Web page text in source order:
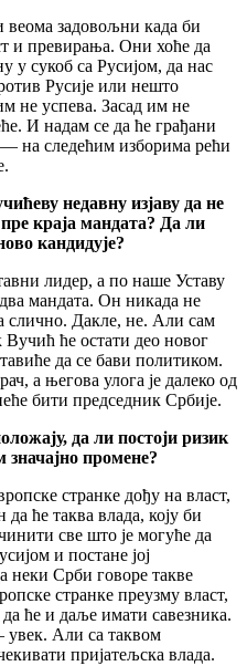
задовољни када би
и превирања. Они хоће да
у сукоб са Русијом, да нас
Русије или нешто
не успева. Засад им не
И надам се да ће грађани
на следећим изборима рећи
недавну изјаву да не
краја мандата? Да ли
кандидује?
лидер, а по наше Уставу
мандата. Он никада не
слично. Дакле, не. Али сам
ће остати део новог
да се бави политиком.
а његова улога је далеко од
бити председник Србије.
да ли постоји ризик
значајно промене?
странке дођу на власт,
ће таква влада, коју би
све што је могуће да
и постане јој
неки Срби говоре такве
странке преузму власт,
да ће и даље имати савезника.
Али са таквом
пријатељска влада.